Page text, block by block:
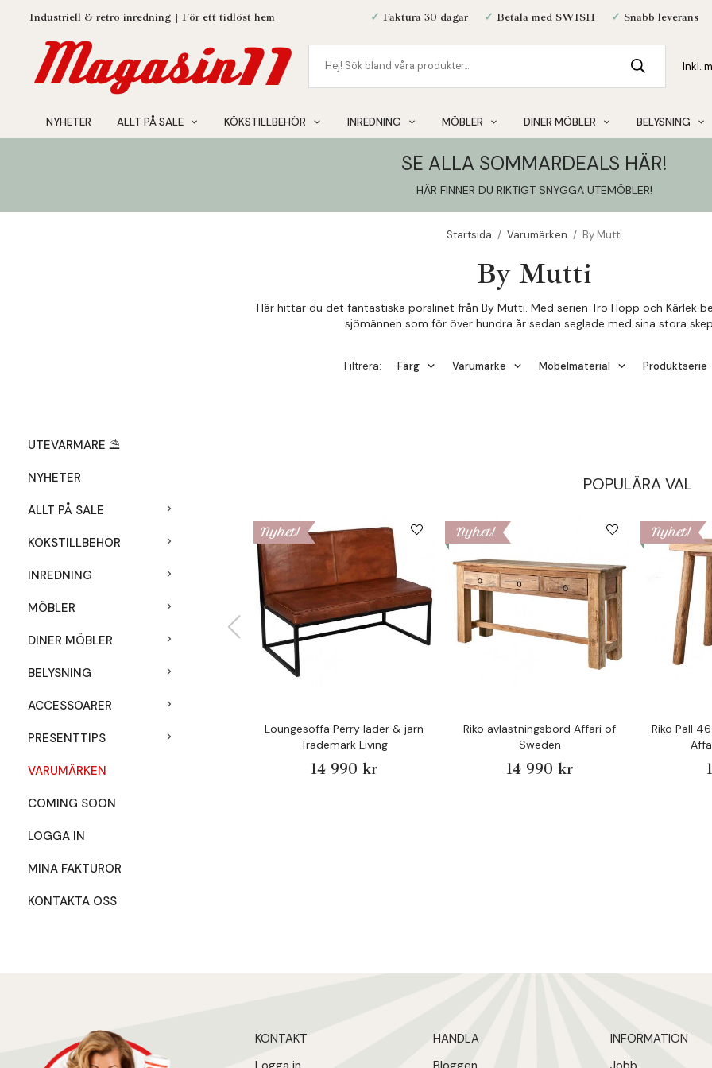
Industriell & retro inredning | För ett tidlöst hem ✓ Faktura 30 dagar ✓ Betala med SWISH ✓ Snabb leverans
NYHETER ALLT PÅ SALE KÖKSTILLBEHÖR INREDNING MÖBLER DINER MÖBLER BELYSNING
SE ALLA SOMMARDEALS HÄR!
HÄR FINNER DU RIKTIGT SNYGGA UTEMÖBLER!
Startsida / Varumärken / By Mutti
By Mutti
Här hittar du det fantastiska porslinet från By Mutti. Med serien Tro Hopp och Kärlek
sjömännen som för över hundra år sedan seglade med sina stora
Filtrera: Färg Varumärke Möbelmaterial Produktserie
UTEVÄRMARE ⛱️
NYHETER
ALLT PÅ SALE
KÖKSTILLBEHÖR
INREDNING
MÖBLER
DINER MÖBLER
BELYSNING
ACCESSOARER
PRESENTTIPS
VARUMÄRKEN
COMING SOON
LOGGA IN
MINA FAKTUROR
KONTAKTA OSS
POPULÄRA VAL
Nyhet!
Loungesoffa Perry läder & järn
Trademark Living
14 990 kr
Nyhet!
Riko avlastningsbord Affari of
Sweden
14 990 kr
Nyhet!
Riko Pall
KONTAKT
HANDLA
INFORMATION